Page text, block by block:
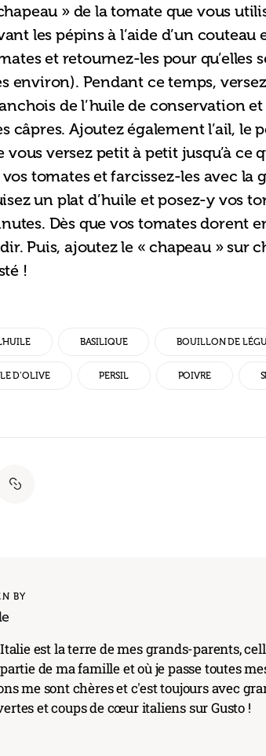
» de la tomate que vous
les pépins à l’aide d’un couteau
et retournez-les pour qu’elles
environ). Pendant ce temps,
de l’huile de conservation
câpres. Ajoutez également l’ail, le
vous versez petit à petit jusqu’à ce
tomates et farcissez-les avec la
un plat d’huile et posez-y vos
Dès que vos tomates dorent
Puis, ajoutez le « chapeau » sur
!
BASILIQUE BOUILLON DE
D’OLIVE PERSIL POIVRE
BY
Italie est la terre de mes grands-parents,
partie de ma famille et où je passe toutes
me sont chères et c'est toujours avec
et coups de cœur italiens sur Gusto !